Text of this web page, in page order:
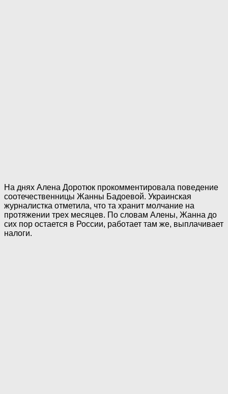
На днях Алена Доротюк прокомментировала поведение
соотечественницы Жанны Бадоевой. Украинская
журналистка отметила, что та хранит молчание на
протяжении трех месяцев. По словам Алены, Жанна до
сих пор остается в России, работает там же, выплачивает
налоги.